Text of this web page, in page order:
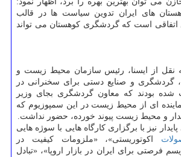
های ایران تدوین سیاست ها در قالب
اتفاقی است كه گردشگری كوهستان می تواند
نقل از ایسنا، رئیس سازمان محیط زیست و
گردشگری و صنایع دستی برای سخنرانی در
شده بودند كه معاون گردشگری بجای وزیر
ای از محیط زیست در این سمپوزیوم كه
و محیط زیست پیوند خورده، حضور نداشت.
نیز با برگزاری كارگاه هایی با سوژه هایی
اكوتوریستی»، «ملزومات كیفیت در
فرصتی برای ایران در بازار اروپا»، «تبادل